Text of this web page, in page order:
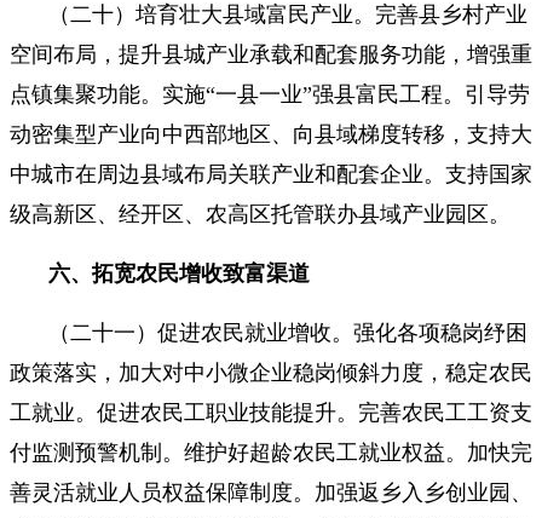
（二十）培育壮大县域富民产业。完善县乡村产业
空间布局，提升县城产业承载和配套服务功能，增强重
点镇集聚功能。实施“一县一业”强县富民工程。引导劳
动密集型产业向中西部地区、向县域梯度转移，支持大
中城市在周边县域布局关联产业和配套企业。支持国家
级高新区、经开区、农高区托管联办县域产业园区。
六、拓宽农民增收致富渠道
（二十一）促进农民就业增收。强化各项稳岗纾困
政策落实，加大对中小微企业稳岗倾斜力度，稳定农民
工就业。促进农民工职业技能提升。完善农民工工资支
付监测预警机制。维护好超龄农民工就业权益。加快完
善灵活就业人员权益保障制度。加强返乡入乡创业园、